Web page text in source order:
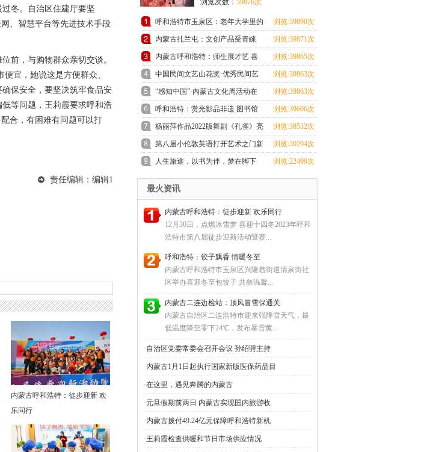
冬。自治区住建厅要坚
、智慧平台等先进技术手段
前，与购物群众亲切交谈。
宜，她说这是方便群众、
保安全，要坚决筑牢食品安
等问题，王莉霞要求呼和浩
合，有困难有问题可以打
责任编辑：编辑1
内蒙古呼和浩特：徒步迎新 欢
乐同行
浏览次数： 59876次
呼和浩特市玉泉区：老年大学里的
幸福“夕阳红”
浏览:39890次
内蒙古扎兰屯：文创产品受青睐 浏览:39871次
内蒙古呼和浩特：师生展才艺 喜
迎教师节
浏览:39865次
中国民间文艺山花奖·优秀民间艺
术表演（民歌）
浏览:39863次
“感知中国”·内蒙古文化周活动在
乌兰巴托启动
浏览:39863次
呼和浩特：赏光影品非遗 图书馆
里闹新春
浏览:39606次
杨丽萍作品2022版舞剧《孔雀》亮
相呼和浩特
浏览:38532次
第八届小伦敦英语打开艺术之门新
闻发布会圆满举
浏览:30294次
人生旅途，以书为伴，梦在脚下 浏览:22499次
最火资讯
内蒙古呼和浩特：徒步迎新 欢乐同行
12月30日，点燃冰雪梦 喜迎十四冬2023年呼和
浩特市第八届徒步迎新活动暨赛...
呼和浩特：饺子飘香 情暖冬至
内蒙古呼和浩特市玉泉区兴隆巷街道清泉街社
区举办喜迎冬至包饺子 共叙温馨...
内蒙古二连边检站：顶风冒雪保通关
内蒙古自治区二连浩特市迎来强降雪天气，最
低温度降至零下24℃，发布暴雪黄...
·自治区党委常委会召开会议 孙绍骋主持
·内蒙古1月1日起执行国家新版医保药品目
·在这里，遇见奔腾的内蒙古
·元旦假期前两日 内蒙古实现国内旅游收
·内蒙古拨付49.24亿元保障呼和浩特新机
·王莉霞检查供暖和节日市场供应情况